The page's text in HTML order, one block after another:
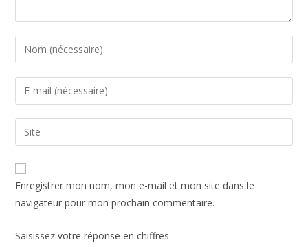
Enregistrer mon nom, mon e-mail et mon site dans le
navigateur pour mon prochain commentaire.
Saisissez votre réponse en chiffres